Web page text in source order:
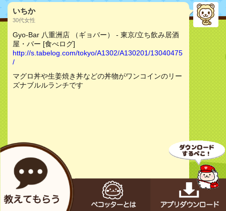
いちか
30代女性
Gyo-Bar 八重洲店 （ギョバー） - 東京/立ち飲み居酒
屋・バー [食べログ]
http://s.tabelog.com/tokyo/A1302/A130201/13040475
/
マグロ丼や生姜焼き丼などの丼物がワンコインのリー
ズナブルルランチです
お店をチェック